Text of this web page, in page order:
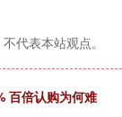
代表本站观点。
百倍认购为何难